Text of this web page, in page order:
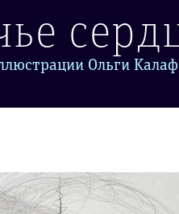
Ольги